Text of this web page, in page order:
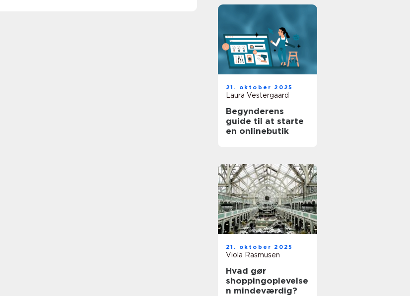
21. oktober 2025
Laura Vestergaard
Begynderens
guide til at starte
en onlinebutik
21. oktober 2025
Viola Rasmusen
Hvad gør
shoppingoplevelse
n mindeværdig?